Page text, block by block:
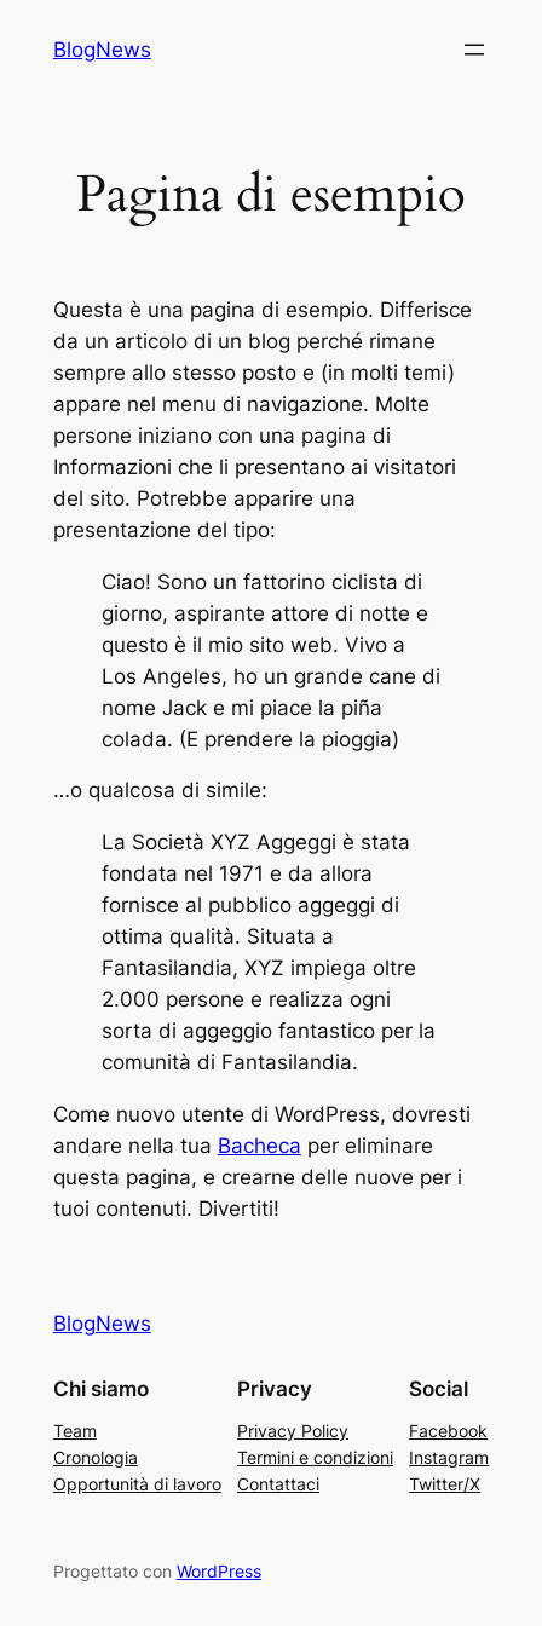
BlogNews
Pagina di esempio
Questa è una pagina di esempio. Differisce
da un articolo di un blog perché rimane
sempre allo stesso posto e (in molti temi)
appare nel menu di navigazione. Molte
persone iniziano con una pagina di
Informazioni che li presentano ai visitatori
del sito. Potrebbe apparire una
presentazione del tipo:
Ciao! Sono un fattorino ciclista di
giorno, aspirante attore di notte e
questo è il mio sito web. Vivo a
Los Angeles, ho un grande cane di
nome Jack e mi piace la piña
colada. (E prendere la pioggia)
…o qualcosa di simile:
La Società XYZ Aggeggi è stata
fondata nel 1971 e da allora
fornisce al pubblico aggeggi di
ottima qualità. Situata a
Fantasilandia, XYZ impiega oltre
2.000 persone e realizza ogni
sorta di aggeggio fantastico per la
comunità di Fantasilandia.
Come nuovo utente di WordPress, dovresti
andare nella tua Bacheca per eliminare
questa pagina, e crearne delle nuove per i
tuoi contenuti. Divertiti!
BlogNews
Chi siamo
Team
Cronologia
Opportunità di lavoro
Privacy
Privacy Policy
Termini e condizioni
Contattaci
Social
Facebook
Instagram
Twitter/X
Progettato con WordPress